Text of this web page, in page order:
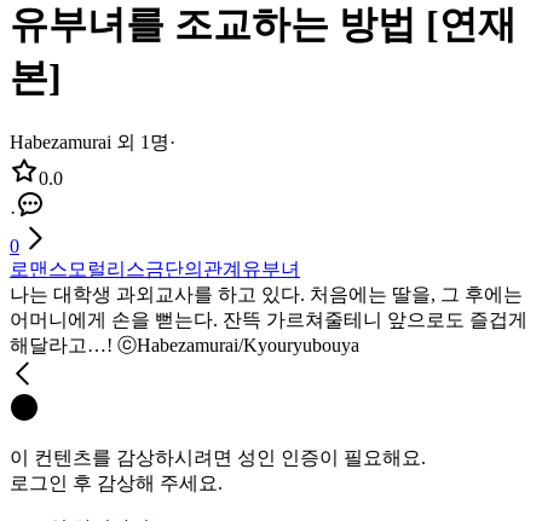
유부녀를 조교하는 방법 [연재
본]
Habezamurai 외 1명·
0.0
·
0
로맨스 모럴리스금단의관계 유부녀
나는 대학생 과외교사를 하고 있다. 처음에는 딸을, 그 후에는
어머니에게 손을 뻗는다. 잔뜩 가르쳐줄테니 앞으로도 즐겁게
해달라고…! ⓒHabezamurai/Kyouryubouya
이 컨텐츠를 감상하시려면 성인 인증이 필요해요.
로그인 후 감상해 주세요.